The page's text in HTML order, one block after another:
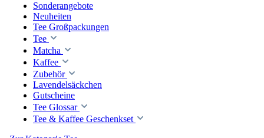
Sonderangebote
Neuheiten
Tee Großpackungen
Tee
Matcha
Kaffee
Zubehör
Lavendelsäckchen
Gutscheine
Tee Glossar
Tee & Kaffee Geschenkset